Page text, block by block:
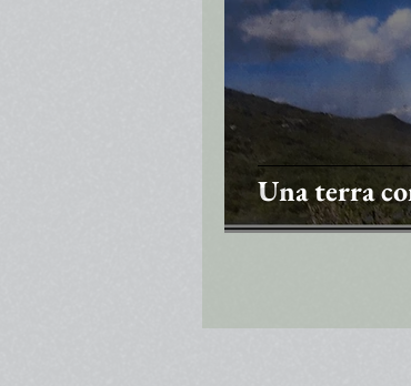
Una terra